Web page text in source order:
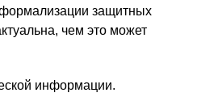
защитных
чем это может
информации.